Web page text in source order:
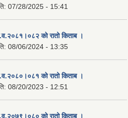
07/28/2025 - 15:41
को रातो किताब ।
08/06/2024 - 13:35
को रातो किताब ।
08/20/2023 - 12:51
को रातो किताब ।